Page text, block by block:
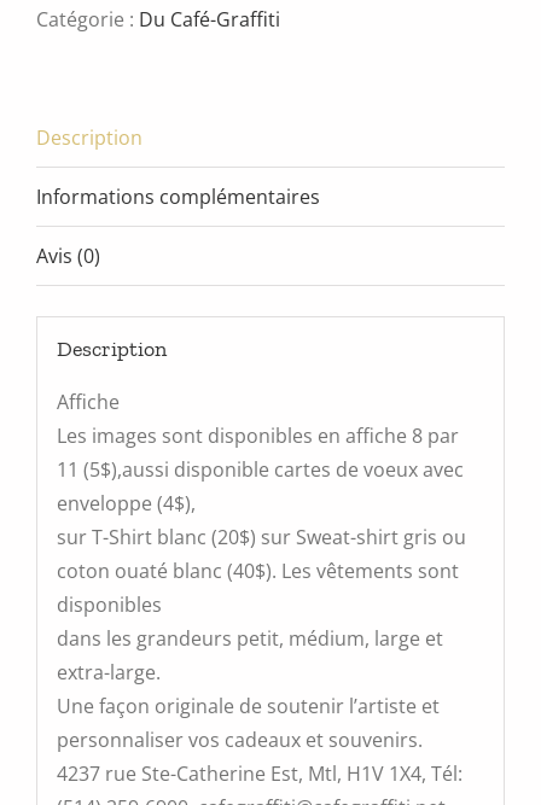
de
Catégorie : Du Café-Graffiti
Description
Informations complémentaires
Avis (0)
Description
Affiche
Les images sont disponibles en affiche 8 par
11 (5$),aussi disponible cartes de voeux avec
enveloppe (4$),
sur T-Shirt blanc (20$) sur Sweat-shirt gris ou
coton ouaté blanc (40$). Les vêtements sont
disponibles
dans les grandeurs petit, médium, large et
extra-large.
Une façon originale de soutenir l’artiste et
personnaliser vos cadeaux et souvenirs.
4237 rue Ste-Catherine Est, Mtl, H1V 1X4, Tél: